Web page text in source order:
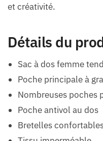
et créativité.
Détails du
Sac à dos femme
Poche principale à
Nombreuses poches
Poche antivol au dos
Bretelles